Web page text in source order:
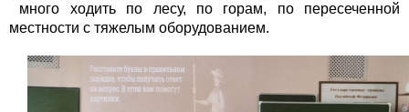
много ходить по лесу, по горам, по пересеченной
местности с тяжелым оборудованием.